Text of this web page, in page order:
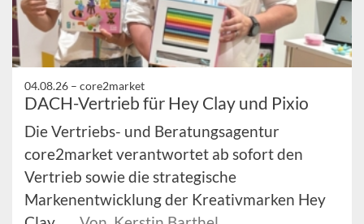
04.08.26 – core2market
DACH-Vertrieb für Hey Clay und Pixio
Die Vertriebs- und Beratungsagentur
core2market verantwortet ab sofort den
Vertrieb sowie die strategische
Markenentwicklung der Kreativmarken Hey